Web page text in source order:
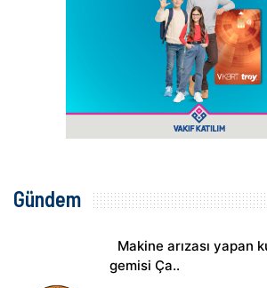
Gündem
Makine arızası yapan
gemisi Ça..